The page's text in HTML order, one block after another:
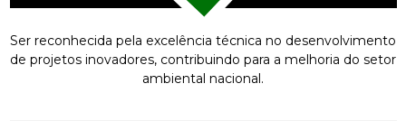
Ser reconhecida pela excelência técnica no desenvolvimento
de projetos inovadores, contribuindo para a melhoria do setor
ambiental nacional.